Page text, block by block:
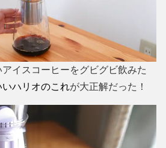
イスコーヒーをグビグビ飲みた
いハリオのこれが大正解だった！